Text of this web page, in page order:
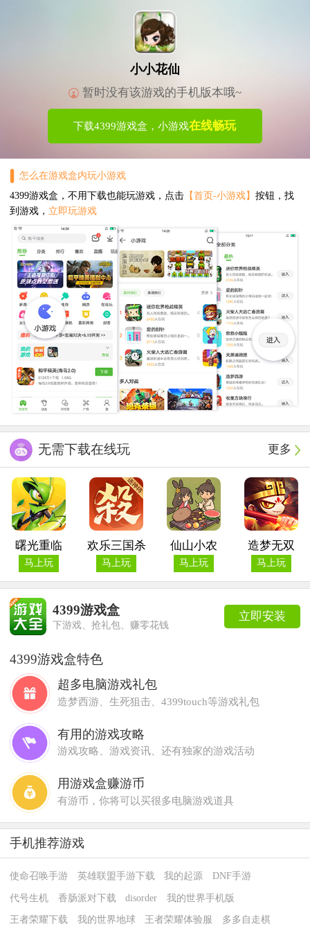
小小花仙
暂时没有该游戏的手机版本哦~
下载4399游戏盒，小游戏在线畅玩
怎么在游戏盒内玩小游戏
4399游戏盒，不用下载也能玩游戏，点击【首页-小游戏】 按钮，找
到游戏， 立即玩游戏
更多
无需下载在线玩
曙光重临
马上玩
欢乐三国杀
马上玩
仙山小农
马上玩
造梦无双
马上玩
立即安装
4399游戏盒
下游戏、抢礼包、赚零花钱
4399游戏盒特色
超多电脑游戏礼包
造梦西游、生死狙击、4399touch等游戏礼包
有用的游戏攻略
游戏攻略、游戏资讯、还有独家的游戏活动
用游戏盒赚游币
有游币，你将可以买很多电脑游戏道具
手机推荐游戏
使命召唤手游 英雄联盟手游下载 我的起源 DNF手游
代号生机 香肠派对下载 disorder 我的世界手机版
王者荣耀下载 我的世界地球 王者荣耀体验服 多多自走棋